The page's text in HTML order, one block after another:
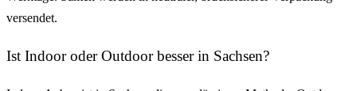
versendet.
Ist Indoor oder Outdoor besser in Sachsen?